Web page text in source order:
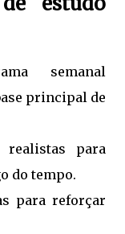
semanal
principal de
realistas para
do tempo.
para reforçar